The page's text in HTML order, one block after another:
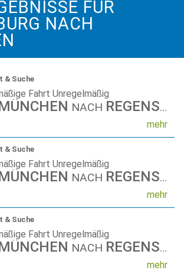
FÜR
NACH
& Suche
Fahrt Unregelmäßig
NACH REGENSBURG
mehr
& Suche
Fahrt Unregelmäßig
NACH REGENSBURG
mehr
& Suche
Fahrt Unregelmäßig
NACH REGENSBURG
mehr